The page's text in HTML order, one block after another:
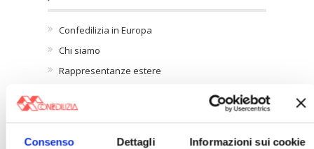
Consenso Dettagli Informazioni sui cookie
Confedilizia in Europa
Chi siamo
Rappresentanze estere
Pubblicazioni